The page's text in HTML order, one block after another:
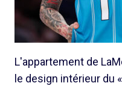
L'appartement de
le design intérieur du